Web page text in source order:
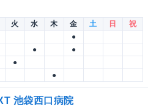
火 水 木 金 土 日
祝
●
●
●
●
●
池袋西口病院